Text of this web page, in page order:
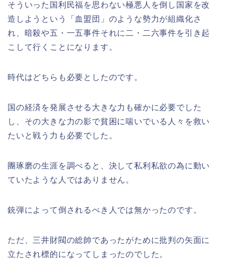
そういった国利民福を思わない極悪人を倒し国家を改
造しようという「血盟団」のような勢力が組織化さ
れ、暗殺や五・一五事件それに二・二六事件を引き起
こして行くことになります。
時代はどちらも必要としたのです。
国の経済を発展させる大きな力も確かに必要でした
し、その大きな力の影で貧困に喘いでいる人々を救い
たいと戦う力も必要でした。
團琢磨の生涯を調べると、決して私利私欲の為に動い
ていたような人ではありません。
銃弾によって倒されるべき人では無かったのです。
ただ、三井財閥の総帥であったがために批判の矢面に
立たされ標的になってしまったのでした。